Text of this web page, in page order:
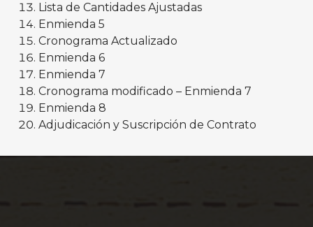
Lista de Cantidades Ajustadas
Enmienda 5
Cronograma Actualizado
Enmienda 6
Enmienda 7
Cronograma modificado – Enmienda 7
Enmienda 8
Adjudicación y Suscripción de Contrato